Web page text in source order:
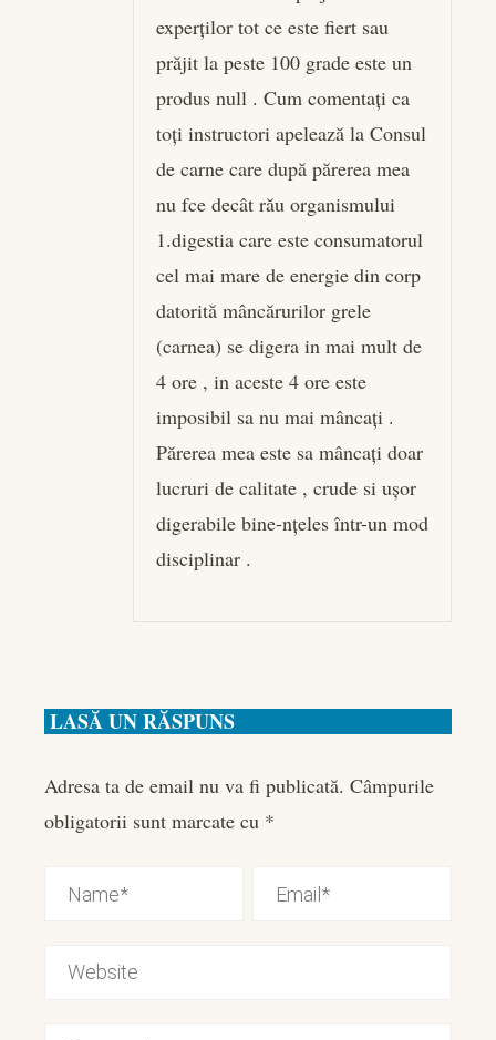
experților tot ce este fiert sau
prăjit la peste 100 grade este un
produs null . Cum comentați ca
toți instructori apelează la Consul
de carne care după părerea mea
nu fce decât rău organismului
1.digestia care este consumatorul
cel mai mare de energie din corp
datorită mâncărurilor grele
(carnea) se digera in mai mult de
4 ore , in aceste 4 ore este
imposibil sa nu mai mâncați .
Părerea mea este sa mâncați doar
lucruri de calitate , crude si ușor
digerabile bine-nțeles într-un mod
disciplinar .
LASĂ UN RĂSPUNS
Adresa ta de email nu va fi publicată. Câmpurile
obligatorii sunt marcate cu *